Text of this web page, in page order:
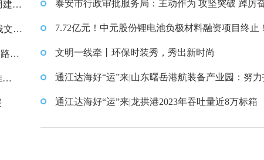
建设
文化
径
泰安市行政审批服务局：主动作为 攻坚突破 踔厉
全市营商环境优化提升
7.72亿元！中元股份锂电池负极材料融资项目终止！
文明一线牵丨环保时装秀，秀出新时尚
通江达海好“运”来|山东曙岳港航装备产业园：努力
江北最大的港航多式联运装备制造基地
通江达海好“运”来|龙拱港2023年吞吐量近8万标箱